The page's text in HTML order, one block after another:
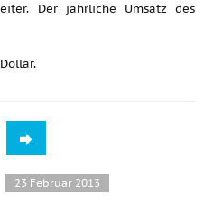
Der jährliche Umsatz des
23 Februar 2013